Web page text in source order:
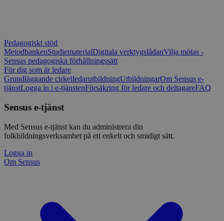
Pedagogiskt stöd
MetodbankenStudiematerialDigitala verktygslådanVilja mötas -
Sensus pedagogiska förhållningssätt
För dig som är ledare
Grundläggande cirkelledarutbildningUtbildningarOm Sensus e-
tjänstLogga in i e-tjänstenFörsäkring för ledare och deltagareFAQ
Sensus e-tjänst
Med Sensus e-tjänst kan du administrera din
folkbildningsverksamhet på ett enkelt och smidigt sätt.
Logga in
Om Sensus